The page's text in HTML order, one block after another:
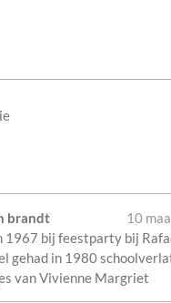
brandt
10
1967 bij feestparty bij
gehad in 1980
van Vivienne Margriet